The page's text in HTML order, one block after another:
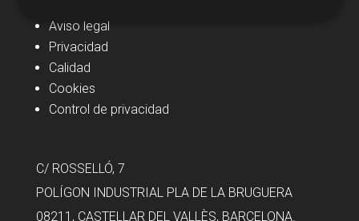
Aviso legal
Privacidad
Calidad
Cookies
Control de privacidad
C/ ROSSELLÓ, 7
POLÍGON INDUSTRIAL PLA DE LA BRUGUERA
08211, CASTELLAR DEL VALLÈS, BARCELONA.